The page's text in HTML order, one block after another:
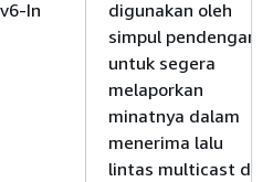
In
digunakan oleh
simpul pendengar
untuk segera
melaporkan
minatnya dalam
menerima lalu
lintas multicast di